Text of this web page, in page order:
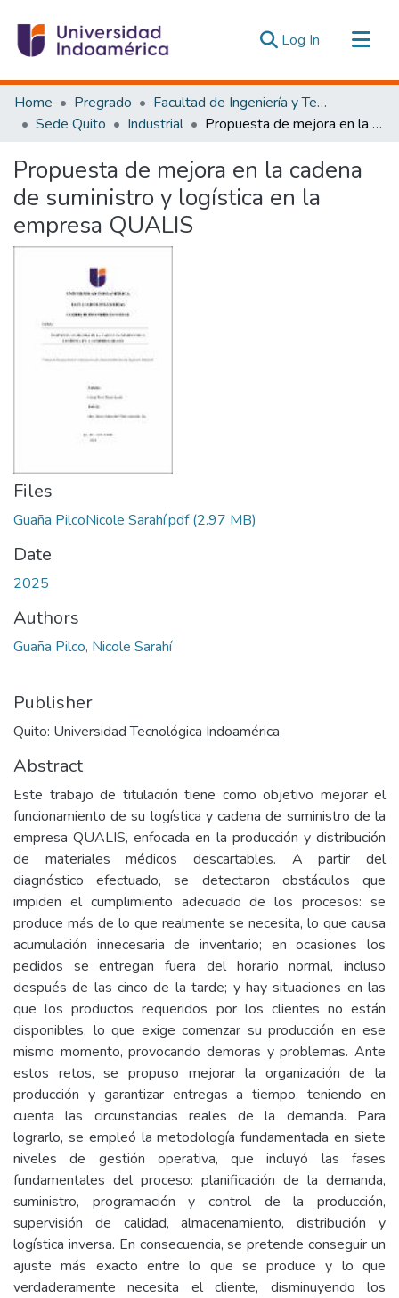
Log In (current)
Communities & Collections
All of DSpace
Estadísticas Externas
Home Pregrado
Facultad de Ingeniería y Tecnologías de la Información y la Comunicación
Sede Quito
Industrial Propuesta de mejora en la cadena de suministro y logística en la empresa QUALIS
Propuesta de mejora en la cadena
de suministro y logística en la
empresa QUALIS
Files
Guaña PilcoNicole Sarahí.pdf(2.97 MB)
Date
2025
Authors
Guaña Pilco, Nicole Sarahí
Publisher
Quito: Universidad Tecnológica Indoamérica
Abstract
Este trabajo de titulación tiene como objetivo mejorar el
funcionamiento de su logística y cadena de suministro de la
empresa QUALIS, enfocada en la producción y distribución
de materiales médicos descartables. A partir del
diagnóstico efectuado, se detectaron obstáculos que
impiden el cumplimiento adecuado de los procesos: se
produce más de lo que realmente se necesita, lo que causa
acumulación innecesaria de inventario; en ocasiones los
pedidos se entregan fuera del horario normal, incluso
después de las cinco de la tarde; y hay situaciones en las
que los productos requeridos por los clientes no están
disponibles, lo que exige comenzar su producción en ese
mismo momento, provocando demoras y problemas. Ante
estos retos, se propuso mejorar la organización de la
producción y garantizar entregas a tiempo, teniendo en
cuenta las circunstancias reales de la demanda. Para
lograrlo, se empleó la metodología fundamentada en siete
niveles de gestión operativa, que incluyó las fases
fundamentales del proceso: planificación de la demanda,
suministro, programación y control de la producción,
supervisión de calidad, almacenamiento, distribución y
logística inversa. En consecuencia, se pretende conseguir un
ajuste más exacto entre lo que se produce y lo que
verdaderamente necesita el cliente, disminuyendo los